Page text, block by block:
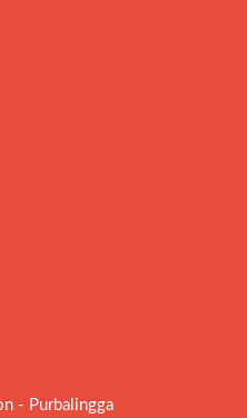
- Purbalingga